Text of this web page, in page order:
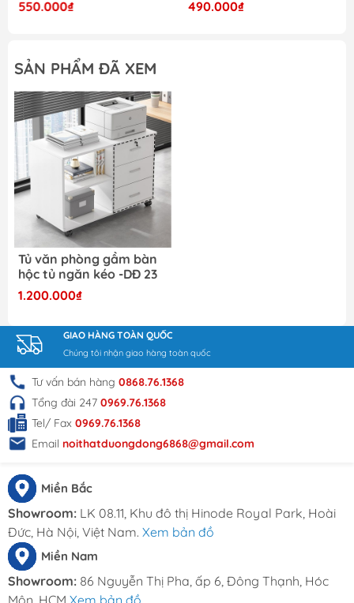
550.000₫ 490.000₫
SẢN PHẨM ĐÃ XEM
Tủ văn phòng gầm bàn
hộc tủ ngăn kéo -DĐ 23
1.200.000₫
GIAO HÀNG TOÀN QUỐC
Chúng tôi nhận giao hàng toàn quốc
Tư vấn bán hàng 0868.76.1368
Tổng đài 247 0969.76.1368
Tel/ Fax 0969.76.1368
Email noithatduongdong6868@gmail.com
Miền Bắc
Showroom: LK 08.11, Khu đô thị Hinode Royal Park, Hoài
Đức, Hà Nội, Việt Nam. Xem bản đồ
Miền Nam
Showroom: 86 Nguyễn Thị Pha, ấp 6, Đông Thạnh, Hóc
Môn, HCM Xem bản đồ